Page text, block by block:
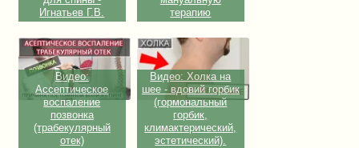
Игнатьев Г.В.
терапию
Видео:
Ассептическое
воспаление
позвонка
(трабекулярный
отек)
Видео: Холка на
шее - вдовий горбик
(гормональный
горбик,
климактерический,
эстетический).